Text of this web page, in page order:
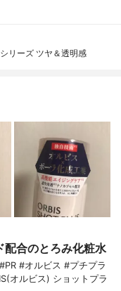
リーズ ツヤ＆透明感
配合のとろみ化粧水
#オルビス #プチプラ
オルビス) ショットプラ